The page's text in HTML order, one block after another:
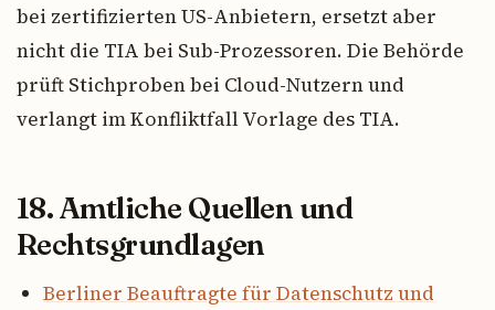
bei zertifizierten US-Anbietern, ersetzt aber
nicht die TIA bei Sub-Prozessoren. Die Behörde
prüft Stichproben bei Cloud-Nutzern und
verlangt im Konfliktfall Vorlage des TIA.
18. Amtliche Quellen und
Rechtsgrundlagen
Berliner Beauftragte für Datenschutz und